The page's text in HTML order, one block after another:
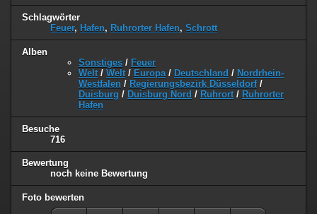
Schlagwörter
Feuer, Hafen, Ruhrorter Hafen, Schrott
Alben
Sonstiges / Feuer
Welt / Welt / Europa / Deutschland / Nordrhein-
Westfalen / Regierungsbezirk Düsseldorf/
Duisburg / Duisburg Nord / Ruhrort / Ruhrorter
Hafen
Besuche
716
Bewertung
noch keine Bewertung
Foto bewerten